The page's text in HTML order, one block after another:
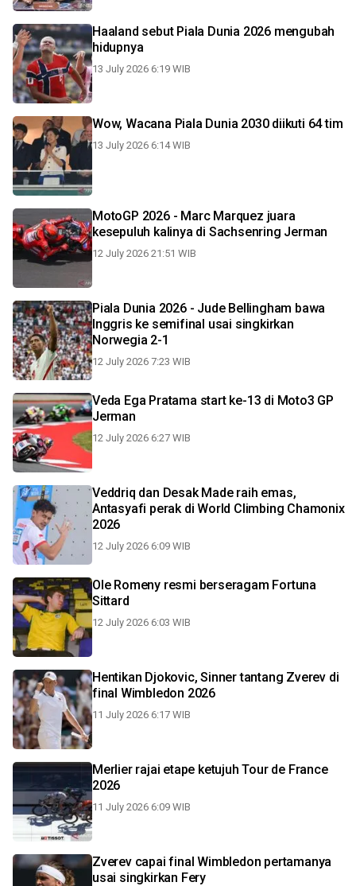
Haaland sebut Piala Dunia 2026 mengubah
hidupnya
13 July 2026 6:19 WIB
Wow, Wacana Piala Dunia 2030 diikuti 64 tim
13 July 2026 6:14 WIB
MotoGP 2026 - Marc Marquez juara
kesepuluh kalinya di Sachsenring Jerman
12 July 2026 21:51 WIB
Piala Dunia 2026 - Jude Bellingham bawa
Inggris ke semifinal usai singkirkan
Norwegia 2-1
12 July 2026 7:23 WIB
Veda Ega Pratama start ke-13 di Moto3 GP
Jerman
12 July 2026 6:27 WIB
Veddriq dan Desak Made raih emas,
Antasyafi perak di World Climbing Chamonix
2026
12 July 2026 6:09 WIB
Ole Romeny resmi berseragam Fortuna
Sittard
12 July 2026 6:03 WIB
Hentikan Djokovic, Sinner tantang Zverev di
final Wimbledon 2026
11 July 2026 6:17 WIB
Merlier rajai etape ketujuh Tour de France
2026
11 July 2026 6:09 WIB
Zverev capai final Wimbledon pertamanya
usai singkirkan Fery